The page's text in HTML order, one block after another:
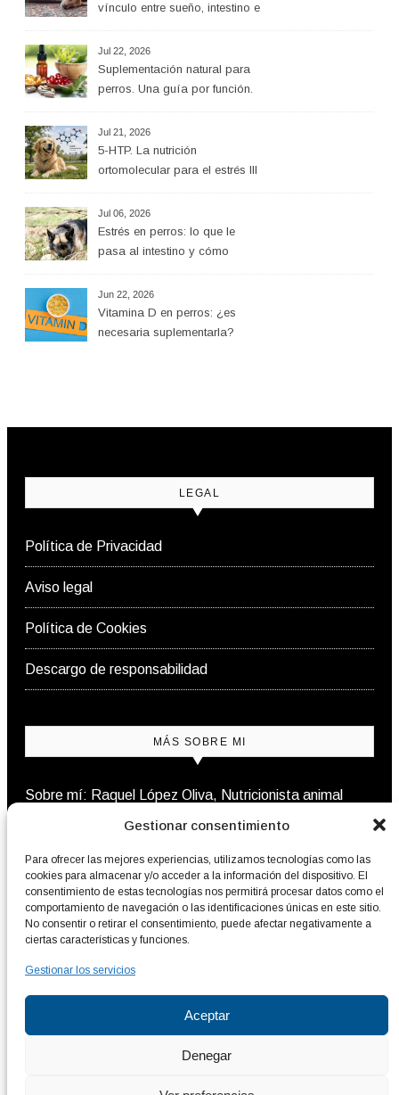
Gestionar consentimiento
Para ofrecer las mejores experiencias, utilizamos tecnologías como las
cookies para almacenar y/o acceder a la información del dispositivo. El
consentimiento de estas tecnologías nos permitirá procesar datos como el
comportamiento de navegación o las identificaciones únicas en este sitio.
No consentir o retirar el consentimiento, puede afectar negativamente a
ciertas características y funciones.
Gestionar los servicios
Aceptar
Denegar
vínculo entre sueño, intestino e
Jul 22, 2026
Suplementación natural para
perros. Una guía por función.
Jul 21, 2026
5-HTP. La nutrición
ortomolecular para el estrés III
Jul 06, 2026
Estrés en perros: lo que le
pasa al intestino y cómo
Jun 22, 2026
Vitamina D en perros: ¿es
necesaria suplementarla?
LEGAL
Política de Privacidad
Aviso legal
Política de Cookies
Descargo de responsabilidad
MÁS SOBRE MI
Sobre mí: Raquel López Oliva, Nutricionista animal
NEWSLETTER
tu bandeja
El Club BARF © 2026